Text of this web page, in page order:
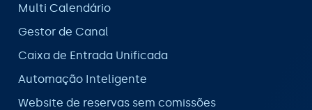
Multi Calendário
Gestor de Canal
Caixa de Entrada Unificada
Automação Inteligente
Website de reservas sem comissões